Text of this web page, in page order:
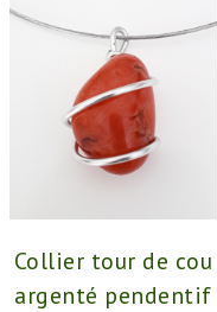
Collier tour de cou
argenté pendentif